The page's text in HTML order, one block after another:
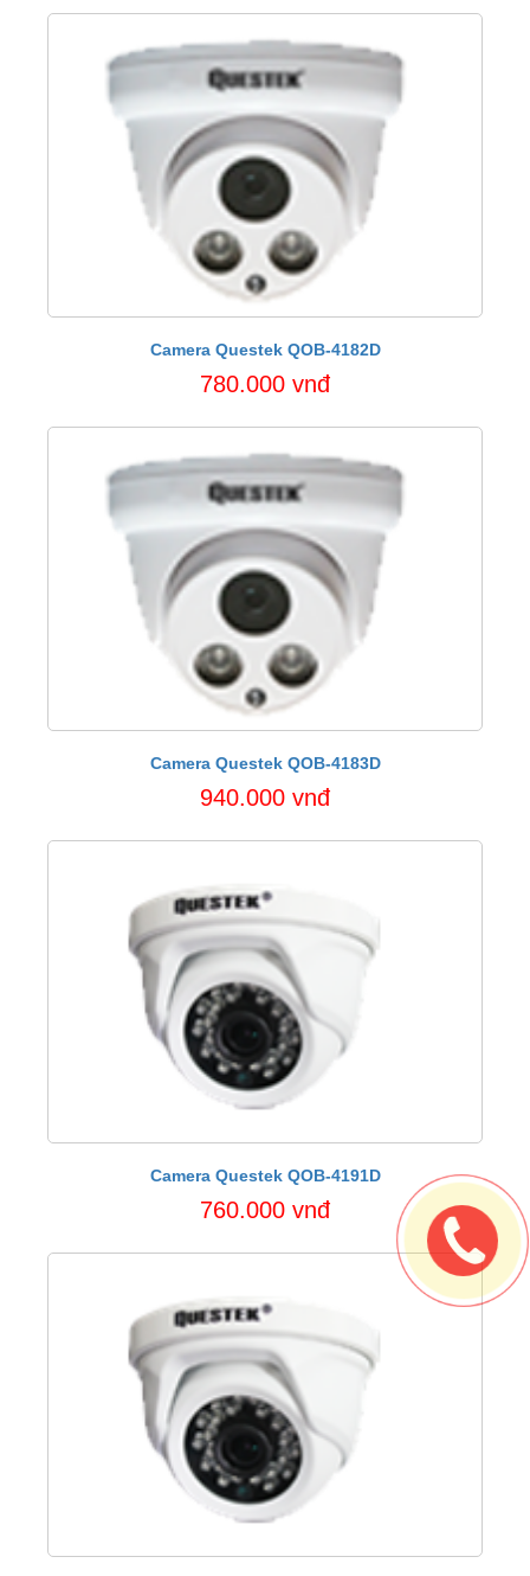
Camera Questek QOB-4182D
780.000 vnđ
Camera Questek QOB-4183D
940.000 vnđ
Camera Questek QOB-4191D
760.000 vnđ